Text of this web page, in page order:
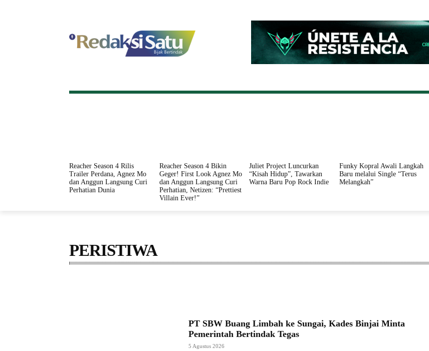
Reacher Season 4 Rilis
Trailer Perdana, Agnez Mo
dan Anggun Langsung Curi
Perhatian Dunia
Reacher Season 4 Bikin
Geger! First Look Agnez Mo
dan Anggun Langsung Curi
Perhatian, Netizen: “Prettiest
Villain Ever!”
Juliet Project Luncurkan
“Kisah Hidup”, Tawarkan
Warna Baru Pop Rock Indie
Funky Kopral Awali Langkah
Baru melalui Single “Terus
Melangkah”
PERISTIWA
PT SBW Buang Limbah ke Sungai, Kades Binjai Minta
Pemerintah Bertindak Tegas
5 Agustus 2026